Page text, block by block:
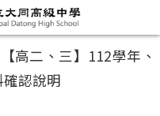
【高二、三】112學年、
認說明